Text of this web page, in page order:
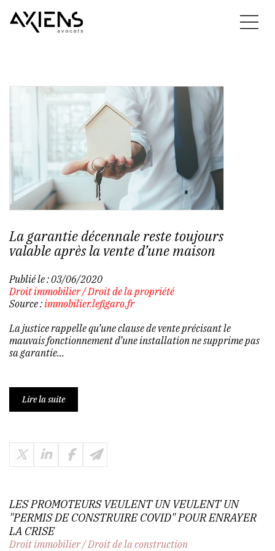
La garantie décennale reste toujours
valable après la vente d’une maison
Publié le :03/06/2020
Droit immobilier/Droit de la propriété
Source : immobilier.lefigaro.fr
La justice rappelle qu’une clause de vente précisant le
mauvais fonctionnement d’une installation ne supprime pas
sa garantie...
Lire la suite
LES PROMOTEURS VEULENT UN VEULENT UN
"PERMIS DE CONSTRUIRE COVID" POUR ENRAYER
LA CRISE
Droit immobilier/Droit de la construction